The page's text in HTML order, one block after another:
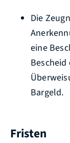
Die
eine
Bargeld.
Fristen